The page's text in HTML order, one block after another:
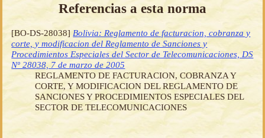
Referencias a esta norma
[BO-DS-28038] Bolivia: Reglamento de facturacion, cobranza y
corte, y modificacion del Reglamento de Sanciones y
Procedimientos Especiales del Sector de Telecomunicaciones, DS
Nº 28038, 7 de marzo de 2005
REGLAMENTO DE FACTURACION, COBRANZA Y
CORTE, Y MODIFICACION DEL REGLAMENTO DE
SANCIONES Y PROCEDIMIENTOS ESPECIALES DEL
SECTOR DE TELECOMUNICACIONES